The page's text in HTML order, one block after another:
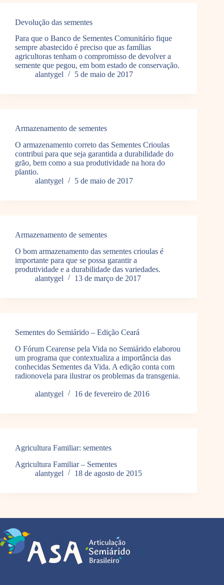
Devolução das sementes
Para que o Banco de Sementes Comunitário fique
sempre abastecido é preciso que as famílias
agricultoras tenham o compromisso de devolver a
semente que pegou, em bom estado de conservação.
alantygel
5 de maio de 2017
Armazenamento de sementes
O armazenamento correto das Sementes Crioulas
contribui para que seja garantida a durabilidade do
grão, bem como a sua produtividade na hora do
plantio.
alantygel
5 de maio de 2017
Armazenamento de sementes
O bom armazenamento das sementes crioulas é
importante para que se possa garantir a
produtividade e a durabilidade das variedades.
alantygel
13 de março de 2017
Sementes do Semiárido – Edição Ceará
O Fórum Cearense pela Vida no Semiárido elaborou
um programa que contextualiza a importância das
conhecidas Sementes da Vida. A edição conta com
radionovela para ilustrar os problemas da transgenia.
alantygel 16 de fevereiro de 2016
Agricultura Familiar: sementes
Agricultura Familiar – Sementes
alantygel
18 de agosto de 2015